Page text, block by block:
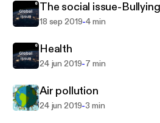
The social issue-
18 sep 2019-4 min
Health
24 jun 2019-7 min
Air pollution
24 jun 2019-3 min